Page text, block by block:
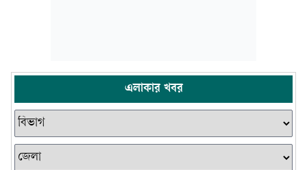
এলাকার খবর